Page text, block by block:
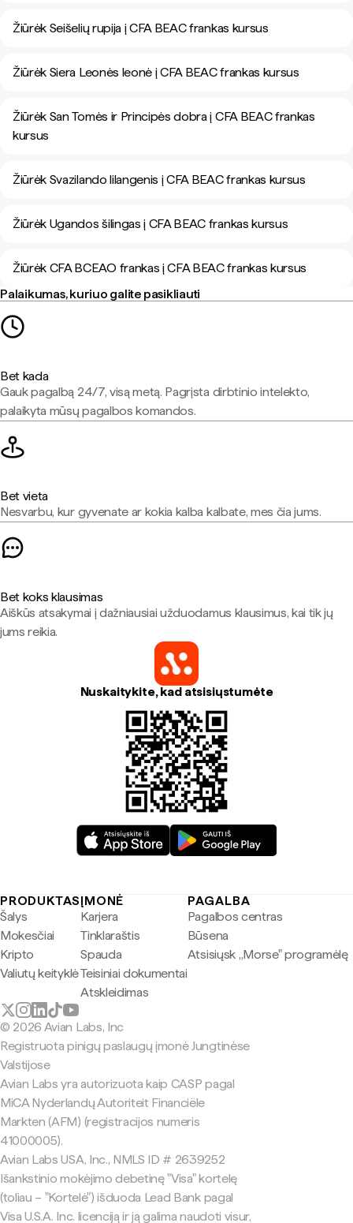
Žiūrėk Seišelių rupija į CFA BEAC frankas kursus
Žiūrėk Siera Leonės leonė į CFA BEAC frankas kursus
Žiūrėk San Tomės ir Principės dobra į CFA BEAC frankas
kursus
Žiūrėk Svazilando lilangenis į CFA BEAC frankas kursus
Žiūrėk Ugandos šilingas į CFA BEAC frankas kursus
Žiūrėk CFA BCEAO frankas į CFA BEAC frankas kursus
Palaikumas, kuriuo galite pasikliauti
Bet kada
Gauk pagalbą 24/7, visą metą. Pagrįsta dirbtinio intelekto,
palaikyta mūsų pagalbos komandos.
Bet vieta
Nesvarbu, kur gyvenate ar kokia kalba kalbate, mes čia jums.
Bet koks klausimas
Aiškūs atsakymai į dažniausiai užduodamus klausimus, kai tik jų
jums reikia.
Nuskaitykite, kad atsisiųstumėte
PRODUKTAS
Šalys
Mokesčiai
Kripto
Valiutų keityklė
ĮMONĖ
Karjera
Tinklaraštis
Spauda
Teisiniai dokumentai
Atskleidimas
PAGALBA
Pagalbos centras
Būsena
Atsisiųsk „Morse" programėlę
© 2026 Avian Labs, Inc
Registruota pinigų paslaugų įmonė Jungtinėse
Valstijose
Avian Labs yra autorizuota kaip CASP pagal
MiCA Nyderlandų Autoriteit Financiële
Markten (AFM) (registracijos numeris
41000005).
Avian Labs USA, Inc., NMLS ID # 2639252
Išankstinio mokėjimo debetinę "Visa" kortelę
(toliau – "Kortelė") išduoda Lead Bank pagal
Visa U.S.A. Inc. licenciją ir ją galima naudoti visur,